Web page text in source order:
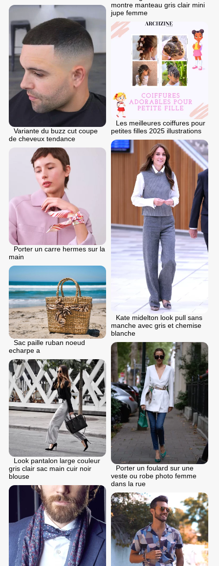
montre manteau gris clair mini
jupe femme
Variante du buzz cut coupe
de cheveux tendance
Les meilleures coiffures pour
petites filles 2025 illustrations
Kate midelton look pull sans
manche avec gris et chemise
blanche
Porter un carre hermes sur la
main
Sac paille ruban noeud
echarpe a
Porter un foulard sur une
veste ou robe photo femme
dans la rue
Look pantalon large couleur
gris clair sac main cuir noir
blouse